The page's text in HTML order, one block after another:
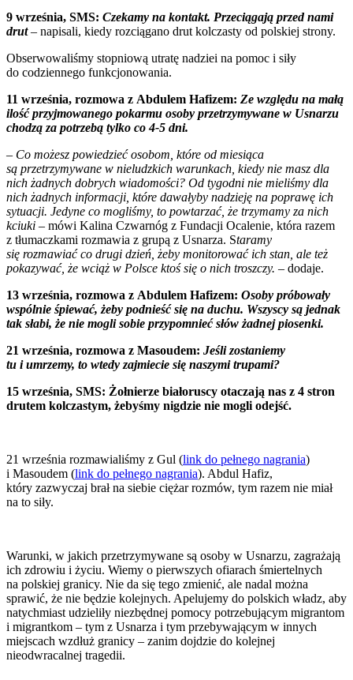
9 września, SMS: Czekamy na kontakt. Przeciągają przed nami
drut– napisali, kiedy rozciągano drut kolczasty od polskiej strony.
Obserwowaliśmy stopniową utratę nadziei na pomoc i siły
do codziennego funkcjonowania.
11 września, rozmowa z Abdulem Hafizem: Ze względu na małą
ilość przyjmowanego pokarmu osoby przetrzymywane w Usnarzu
chodzą za potrzebą tylko co 4-5 dni.
– Co możesz powiedzieć osobom, które od miesiąca
są przetrzymywane w nieludzkich warunkach, kiedy nie masz dla
nich żadnych dobrych wiadomości? Od tygodni nie mieliśmy dla
nich żadnych informacji, które dawałyby nadzieję na poprawę ich
sytuacji. Jedyne co mogliśmy, to powtarzać, że trzymamy za nich
kciuki – mówi Kalina Czwarnóg z Fundacji Ocalenie, która razem
z tłumaczkami rozmawia z grupą z Usnarza. Staramy
się rozmawiać co drugi dzień, żeby monitorować ich stan, ale też
pokazywać, że wciąż w Polsce ktoś się o nich troszczy. – dodaje.
13 września, rozmowa z Abdulem Hafizem: Osoby próbowały
wspólnie śpiewać, żeby podnieść się na duchu. Wszyscy są jednak
tak słabi, że nie mogli sobie przypomnieć słów żadnej piosenki.
21 września, rozmowa z Masoudem: Jeśli zostaniemy
tu i umrzemy, to wtedy zajmiecie się naszymi trupami?
15 września, SMS: Żołnierze białoruscy otaczają nas z 4 stron
drutem kolczastym, żebyśmy nigdzie nie mogli odejść.
21 września rozmawialiśmy z Gul (link do pełnego nagrania)
i Masoudem (link do pełnego nagrania). Abdul Hafiz,
który zazwyczaj brał na siebie ciężar rozmów, tym razem nie miał
na to siły.
Warunki, w jakich przetrzymywane są osoby w Usnarzu, zagrażają
ich zdrowiu i życiu. Wiemy o pierwszych ofiarach śmiertelnych
na polskiej granicy. Nie da się tego zmienić, ale nadal można
sprawić, że nie będzie kolejnych. Apelujemy do polskich władz, aby
natychmiast udzieliły niezbędnej pomocy potrzebującym migrantom
i migrantkom – tym z Usnarza i tym przebywającym w innych
miejscach wzdłuż granicy – zanim dojdzie do kolejnej
nieodwracalnej tragedii.